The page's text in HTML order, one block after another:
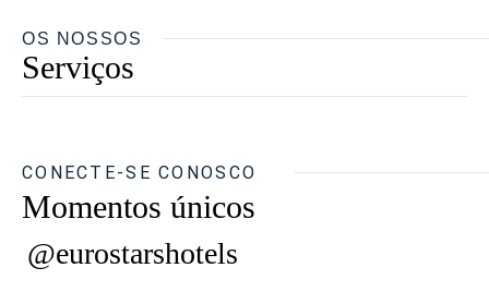
OS NOSSOS
Serviços
CONECTE-SE CONOSCO
Momentos únicos
@eurostarshotels